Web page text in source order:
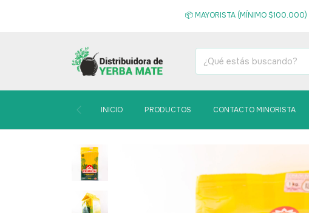
📦 MAYORISTA (MÍNIMO $100.000)
INICIO PRODUCTOS CONTACTO MINORISTA